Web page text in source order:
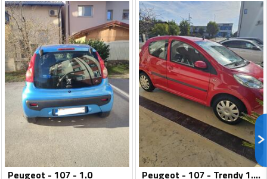
Peugeot - 107 - 1.0 Peugeot - 107 - Trendy 1.0 E